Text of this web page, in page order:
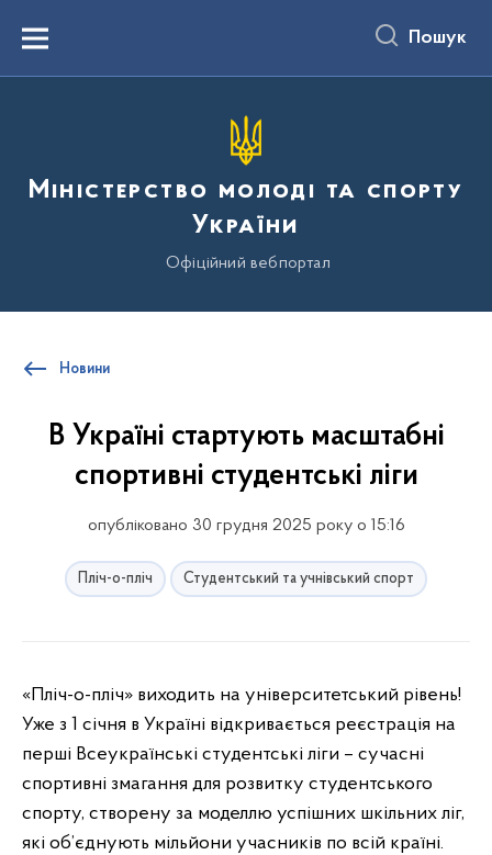
вмістуMenu Пошук
Міністерство молоді та спорту
України
Офіційний вебпортал
Новини
В Україні стартують масштабні
спортивні студентські ліги
опубліковано 30 грудня 2025 року о 15:16
Пліч-о-пліч Студентський та учнівський спорт
«Пліч-о-пліч» виходить на університетський рівень!
Уже з 1 січня в Україні відкривається реєстрація на
перші Всеукраїнські студентські ліги – сучасні
спортивні змагання для розвитку студентського
спорту, створену за моделлю успішних шкільних ліг,
які об’єднують мільйони учасників по всій країні.